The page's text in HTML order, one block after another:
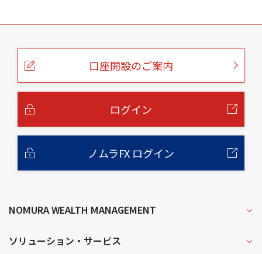
こ
口座開設のご案内
ログイン
ノムラFX ログイン
NOMURA WEALTH MANAGEMENT
ソリューション・サービス